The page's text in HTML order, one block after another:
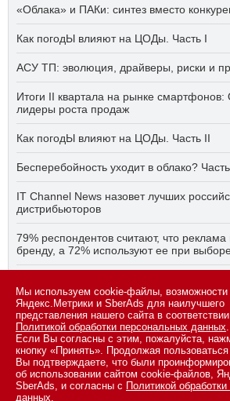
«Облака» и ПАКи: синтез вместо
Как погодЫ влияют на ЦОДы. Часть I
АСУ ТП: эволюция, драйверы, риски и
Итоги II квартала на рынке
лидеры роста продаж
Как погодЫ влияют на ЦОДы. Часть II
Бесперебойность уходит в облако?
IT Channel News назовет лучших
дистрибьюторов
79% респондентов считают, что
бренду, а 72% используют ее при
ПО нужно всё сразу? Часть I
© 2026 ООО «СК ПРЕСС».Политика
персональных данных,информация об
использования материалов сайта
109147 г. Москва, ул. Марксистская, 34,
495 974-22-60 (доб. 1500). Факс: +7 495 974-
Мы используем cookie-файлы, возможности
Яндекс.Метрики и SberAds для наилучшего
представления нашего сайта в
Политикой обработки персональных данных.
Если Вы согласны с этим, пожалуйста,
кнопку «Принять». Продолжая
Вы подтверждаете, что были
об использовании сайтом cookie-файлов,
SberAds, и согласны с Политикой
данных.